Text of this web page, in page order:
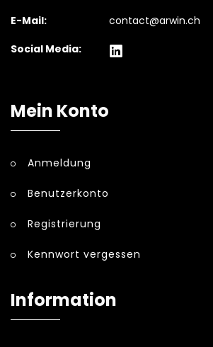
E-Mail:
contact@arwin.ch
Social Media:
Mein Konto
Anmeldung
Benutzerkonto
Registrierung
Kennwort vergessen
Information